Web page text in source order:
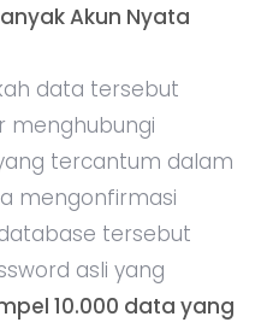
Akun Nyata
data tersebut
menghubungi
tercantum dalam
mengonfirmasi
tersebut
asli yang
10.000 data yang